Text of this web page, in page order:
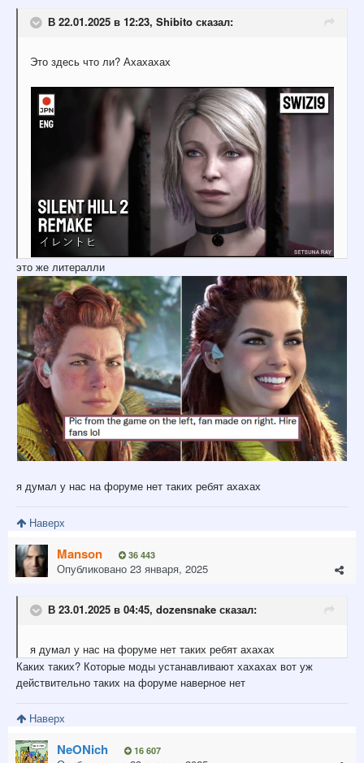
В 22.01.2025 в 12:23, Shibito сказал:
Это здесь что ли? Ахахахах
это же литералли
я думал у нас на форуме нет таких ребят ахахах
Наверх
Manson 36 443
Опубликовано 23 января, 2025
В 23.01.2025 в 04:45, dozensnake сказал:
я думал у нас на форуме нет таких ребят ахахах
Каких таких? Которые моды устанавливают хахахах вот уж
действительно таких на форуме наверное нет
Наверх
NeONich 16 607